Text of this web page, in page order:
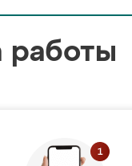
работы